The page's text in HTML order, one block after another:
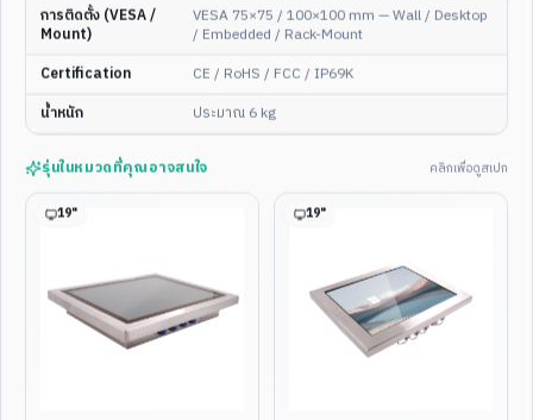
4/4
21.5"
SUNLIGHT READABLE
21.5" Outdoor Sunlight
Readable Panel PC — Full
Brightness, Anti-Glare
การติดตั้ง (VESA /
Mount)
VESA 75×75 / 100×100 mm — Wall / Desktop
/ Embedded / Rack-Mount
Certification
CE / RoHS / FCC / IP69K
น้ำหนัก
ประมาณ 6 kg
รุ่นในหมวดที่คุณอาจสนใจ คลิกเพื่อดูสเปก
19" 19"